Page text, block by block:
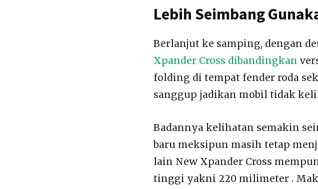
Lebih Seimbang
Berlanjut ke samping, dengan
Xpander Cross dibandingkan
folding di tempat fender roda
sanggup jadikan mobil tidak
Badannya kelihatan semakin
baru meksipun masih tetap
lain New Xpander Cross
tinggi yakni 220 milimeter .